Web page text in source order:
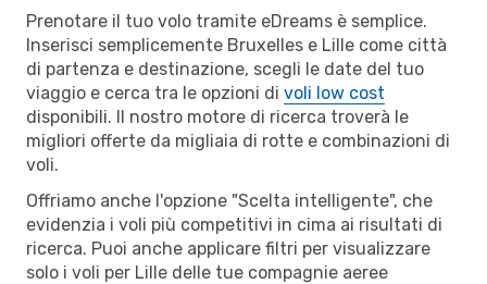
Prenotare il tuo volo tramite eDreams è semplice.
Inserisci semplicemente Bruxelles e Lille come città
di partenza e destinazione, scegli le date del tuo
viaggio e cerca tra le opzioni di voli low cost
disponibili. Il nostro motore di ricerca troverà le
migliori offerte da migliaia di rotte e combinazioni di
voli.
Offriamo anche l'opzione "Scelta intelligente", che
evidenzia i voli più competitivi in cima ai risultati di
ricerca. Puoi anche applicare filtri per visualizzare
solo i voli per Lille delle tue compagnie aeree